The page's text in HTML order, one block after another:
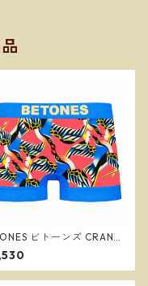
ビトーンズ CRANE
BLUE メンズ フリー
ズ ボクサーパンツ ※ネコ
で送料無料※